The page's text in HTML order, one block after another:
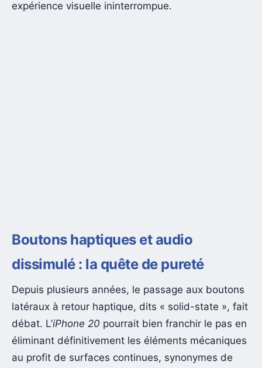
expérience visuelle ininterrompue.
Boutons haptiques et audio
dissimulé : la quête de pureté
Depuis plusieurs années, le passage aux boutons
latéraux à retour haptique, dits « solid-state », fait
débat. L’iPhone 20 pourrait bien franchir le pas en
éliminant définitivement les éléments mécaniques
au profit de surfaces continues, synonymes de